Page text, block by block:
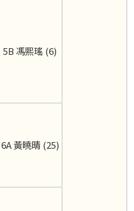
5B 馮熙瑤 (6)
6A 黃曉晴 (25)